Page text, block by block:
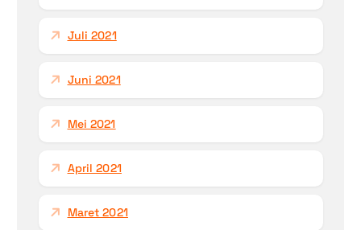
Juli 2021
Juni 2021
Mei 2021
April 2021
Maret 2021